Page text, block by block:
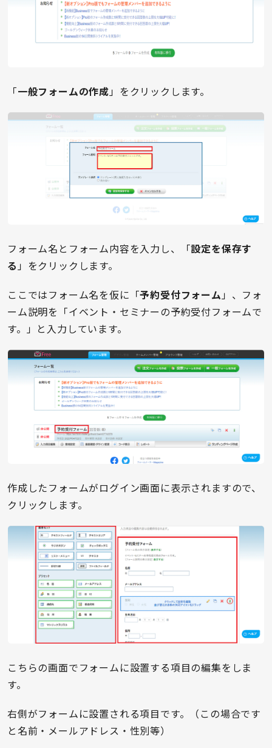
「一般フォームの作成 」をクリックします。
フォーム名とフォーム内容を入力し、「設定を保存す
る 」をクリックします。
ここではフォーム名を仮に「予約受付フォーム 」、フォ
ーム説明を「イベント・セミナーの予約受付フォームで
す。」と入力しています。
作成したフォームがログイン画面に表示されますので、
クリックします。
こちらの画面でフォームに設置する項目の編集をしま
す。
右側がフォームに設置される項目です。（この場合です
と名前・メールアドレス・性別等）